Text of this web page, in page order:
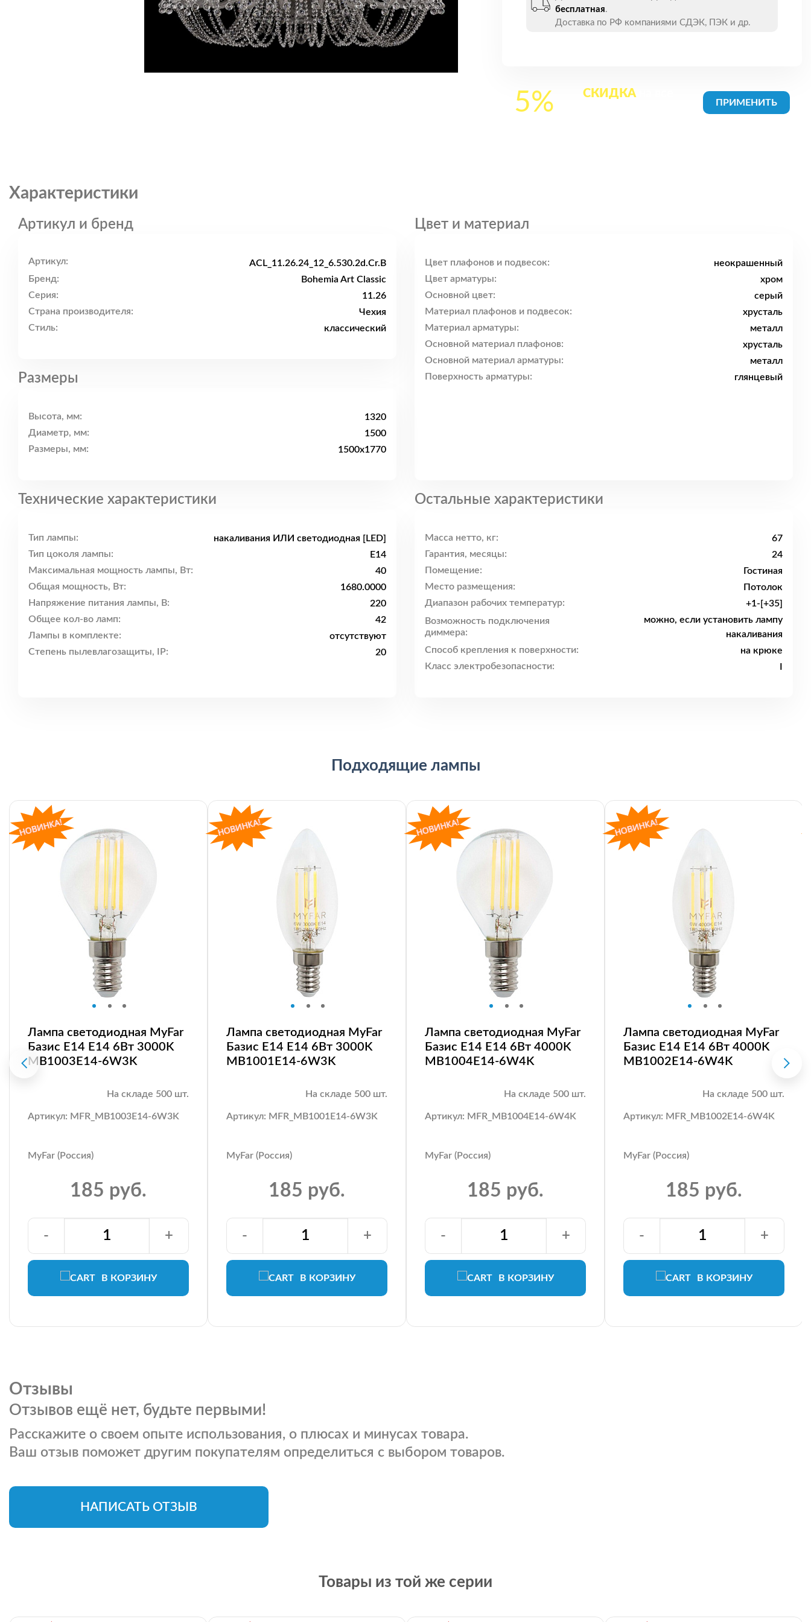
бесплатная.
Доставка по РФ компаниями СДЭК, ПЭК и др.
5% СКИДКА
Характеристики
Артикул и бренд
Артикул:
ACL_11.26.24_12_6.530.2d.Cr.B
Бренд:
Bohemia Art Classic
Серия:
11.26
Страна производителя:
Чехия
Стиль:
классический
Размеры
Высота, мм:
1320
Диаметр, мм:
1500
Размеры, мм:
1500x1770
Цвет и материал
Цвет плафонов и подвесок:
неокрашенный
Цвет арматуры:
хром
Основной цвет:
серый
Материал плафонов и подвесок:
хрусталь
Материал арматуры:
металл
Основной материал плафонов:
хрусталь
Основной материал арматуры:
металл
Поверхность арматуры:
глянцевый
Технические характеристики
Тип лампы:
накаливания ИЛИ светодиодная [LED]
Тип цоколя лампы:
E14
Максимальная мощность лампы, Вт:
40
Общая мощность, Вт:
1680.0000
Напряжение питания лампы, В:
220
Общее кол-во ламп:
42
Лампы в комплекте:
отсутствуют
Степень пылевлагозащиты, IP:
20
Остальные характеристики
Масса нетто, кг:
67
Гарантия, месяцы:
24
Помещение:
Гостиная
Место размещения:
Потолок
Диапазон рабочих температур:
+1-[+35]
Возможность подключения
диммера:
можно, если установить лампу
накаливания
Способ крепления к поверхности:
на крюке
Класс электробезопасности:
I
Подходящие лампы
Лампа светодиодная MyFar
Базис E14 E14 6Вт 3000K
MB1003E14-6W3K
На складе 500 шт.
Артикул: MFR_MB1003E14-6W3K
MyFar (Россия)
185 руб.
В КОРЗИНУ
- +
Лампа светодиодная MyFar
Базис E14 E14 6Вт 3000K
MB1001E14-6W3K
На складе 500 шт.
Артикул: MFR_MB1001E14-6W3K
MyFar (Россия)
185 руб.
В КОРЗИНУ
- +
Лампа светодиодная MyFar
Базис E14 E14 6Вт 4000K
MB1004E14-6W4K
На складе 500 шт.
Артикул: MFR_MB1004E14-6W4K
MyFar (Россия)
185 руб.
В КОРЗИНУ
- +
Лампа светодиодная MyFar
Базис E14 E14 6Вт 4000K
MB1002E14-6W4K
На складе 500 шт.
Артикул: MFR_MB1002E14-6W4K
MyFar (Россия)
185 руб.
В КОРЗИНУ
- +
Отзывы
Отзывов ещё нет, будьте первыми!
Расскажите о своем опыте использования, о плюсах и минусах товара.
Ваш отзыв поможет другим покупателям определиться с выбором товаров.
НАПИСАТЬ ОТЗЫВ
Товары из той же серии